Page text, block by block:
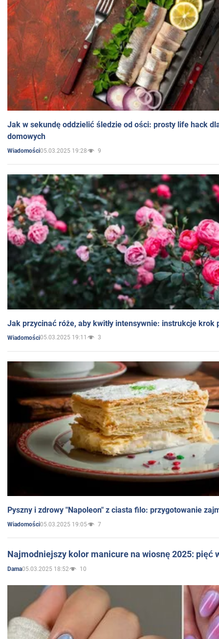
Jak w sekundę oddzielić śledzie od ości: prosty life hack
domowych
Wiadomości05.03.2025 19:28 9
Jak przycinać róże, aby kwitły intensywnie: instrukcje krok
Wiadomości05.03.2025 19:11 3
Pyszny i zdrowy "Napoleon" z ciasta filo: przygotowanie
Wiadomości05.03.2025 19:05 7
Najmodniejszy kolor manicure na wiosnę 2025: pięć
Dama05.03.2025 18:52 10